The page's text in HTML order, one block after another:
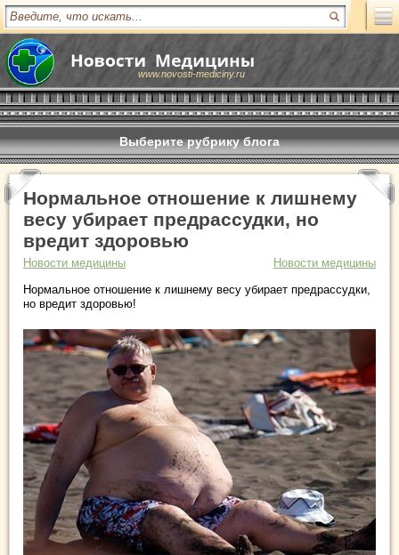
www.novosti-mediciny.ru
Выберите рубрику блога
Нормальное отношение к лишнему
весу убирает предрассудки, но
вредит здоровью
Новости медицины
Новости медицины
Нормальное отношение к лишнему весу убирает предрассудки,
но вредит здоровью!